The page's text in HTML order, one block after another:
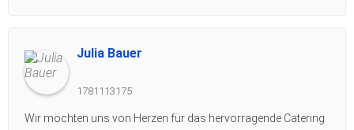
Julia Bauer
1781113175
Wir möchten uns von Herzen für das hervorragende Catering